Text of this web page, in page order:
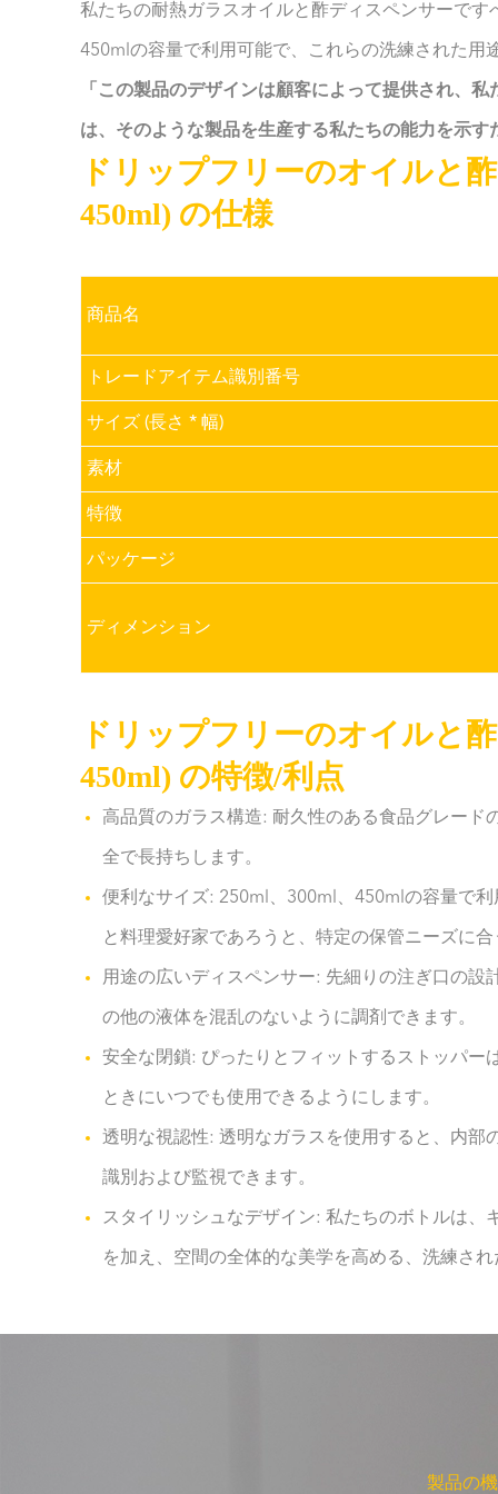
私たちの耐熱ガラスオイルと酢ディスペンサーで
450mlの容量で利用可能で、これらの洗練された用
「この製品のデザインは顧客によって提供され、
は、そのような製品を生産する私たちの能力を示す
ドリップフリーのオイルと
450ml) の仕様
商品名
トレードアイテム識別番号
サイズ (長さ * 幅)
素材
特徴
パッケージ
ディメンション
ドリップフリーのオイルと
450ml) の特徴/利点
高品質のガラス構造: 耐久性のある食品グレー
全で長持ちします。
便利なサイズ: 250ml、300ml、450mlの容量で
と料理愛好家であろうと、特定の保管ニーズに
用途の広いディスペンサー: 先細りの注ぎ口の
の他の液体を混乱のないように調剤できます。
安全な閉鎖: ぴったりとフィットするストッパー
ときにいつでも使用できるようにします。
透明な視認性: 透明なガラスを使用すると、内部
識別および監視できます。
スタイリッシュなデザイン: 私たちのボトルは
を加え、空間の全体的な美学を高める、洗練さ
製品の